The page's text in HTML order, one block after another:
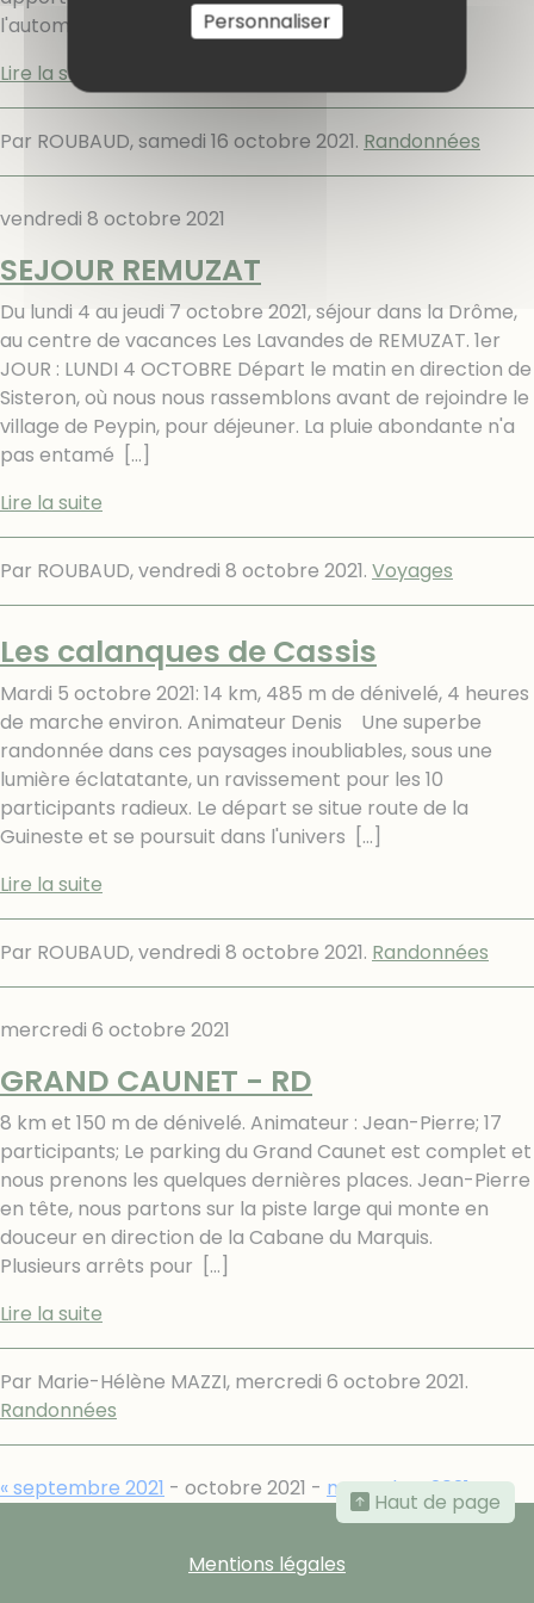
Personnaliser
l'automne soit proche. Nous[…]
Lire la suite
Par ROUBAUD,samedi 16 octobre 2021. Randonnées
vendredi 8 octobre 2021
SEJOUR REMUZAT
Du lundi 4 au jeudi 7 octobre 2021, séjour dans la Drôme,
au centre de vacances Les Lavandes de REMUZAT. 1er
JOUR : LUNDI 4 OCTOBRE Départ le matin en direction de
Sisteron, où nous nous rassemblons avant de rejoindre le
village de Peypin, pour déjeuner. La pluie abondante n'a
pas entamé
[…]
Lire la suite
Par ROUBAUD,vendredi 8 octobre 2021. Voyages
Les calanques de Cassis
Mardi 5 octobre 2021: 14 km, 485 m de dénivelé, 4 heures
de marche environ. Animateur Denis Une superbe
randonnée dans ces paysages inoubliables, sous une
lumière éclatatante, un ravissement pour les 10
participants radieux. Le départ se situe route de la
Guineste et se poursuit dans l'univers
[…]
Lire la suite
Par ROUBAUD,vendredi 8 octobre 2021. Randonnées
mercredi 6 octobre 2021
GRAND CAUNET - RD
8 km et 150 m de dénivelé. Animateur : Jean-Pierre; 17
participants; Le parking du Grand Caunet est complet et
nous prenons les quelques dernières places. Jean-Pierre
en tête, nous partons sur la piste large qui monte en
douceur en direction de la Cabane du Marquis.
Plusieurs arrêts pour
[…]
Lire la suite
Par Marie-Hélène MAZZI, mercredi 6 octobre 2021.
Randonnées
« septembre 2021 - octobre 2021 - novembre 2021 »
Haut de page
Mentions légales